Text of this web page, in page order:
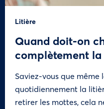
Litière
Quand doit-on
complètement
Saviez-vous que même
quotidiennement la
retirer les mottes, cela